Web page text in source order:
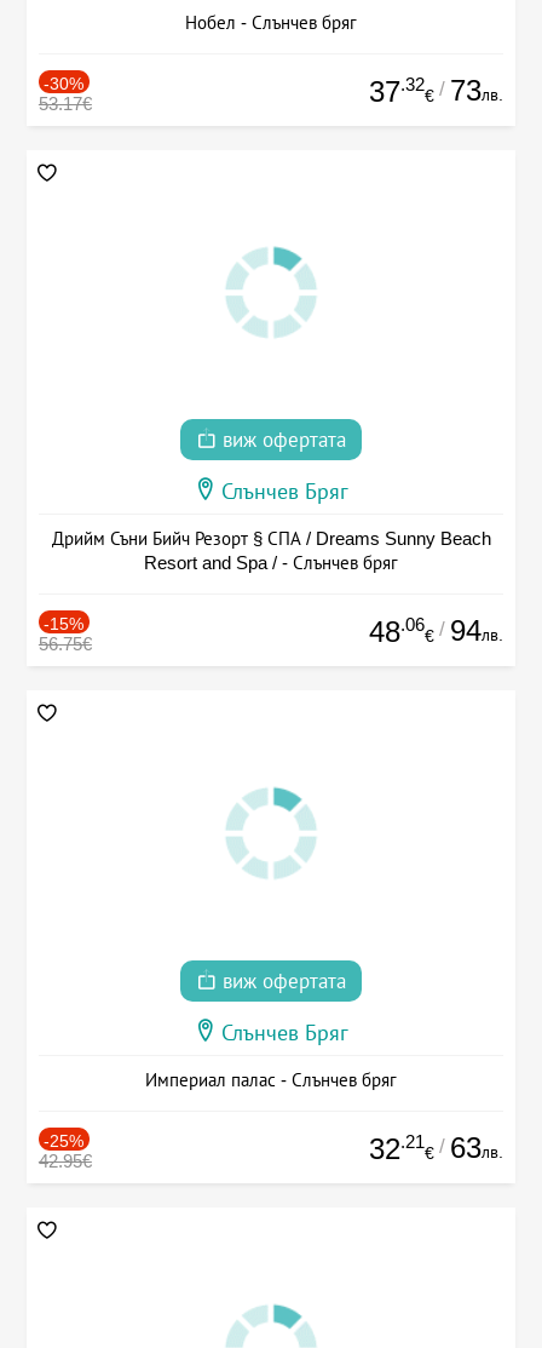
Нобел - Слънчев бряг
-30%
53.17€ 37.32
€ / 73лв.
виж офертата
Слънчев Бряг
Дрийм Съни Бийч Резорт § СПА / Dreams Sunny Beach
Resort and Spa / - Слънчев бряг
-15%
56.75€ 48.06
€ / 94лв.
виж офертата
Слънчев Бряг
Империал палас - Слънчев бряг
-25%
42.95€ 32.21
€ / 63лв.